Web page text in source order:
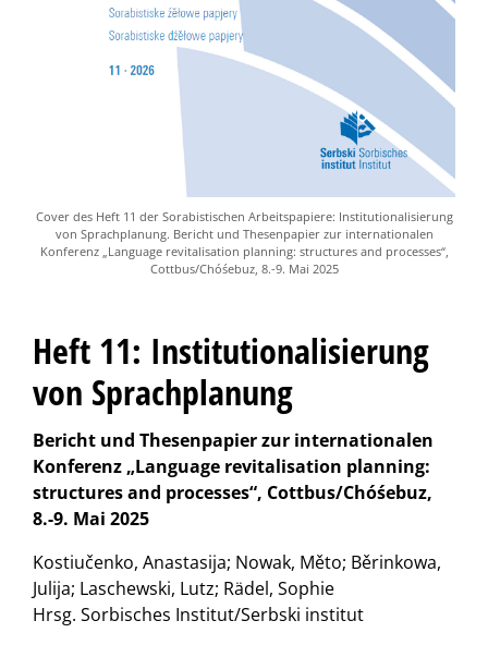
Cover des Heft 11 der Sorabistischen Arbeitspapiere: Institutionalisierung
von Sprachplanung. Bericht und Thesenpapier zur internationalen
Konferenz „Language revitalisation planning: structures and processes“,
Cottbus/Chóśebuz, 8.-9. Mai 2025
Heft 11: Institutionalisierung
von Sprachplanung
Bericht und Thesenpapier zur internationalen
Konferenz „Language revitalisation planning:
structures and processes“, Cottbus/Chóśebuz,
8.-9. Mai 2025
Kostiučenko, Anastasija; Nowak, Měto; Běrinkowa,
Julija; Laschewski, Lutz; Rädel, Sophie
Hrsg. Sorbisches Institut/Serbski institut